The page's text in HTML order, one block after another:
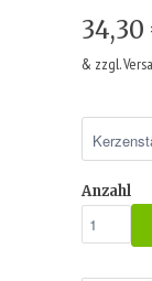
34,30
& zzgl.
Anzahl